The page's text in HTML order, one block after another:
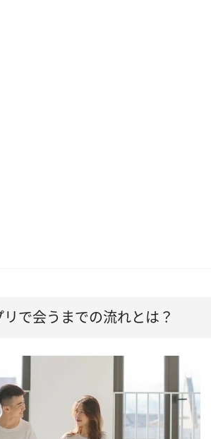
で会うまでの流れとは？